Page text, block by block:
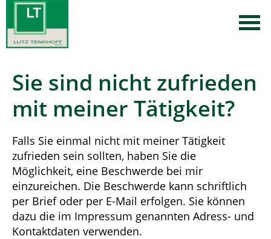
Sie sind nicht zufrieden
mit meiner Tätigkeit?
Falls Sie einmal nicht mit meiner Tätigkeit
zufrieden sein sollten, haben Sie die
Möglichkeit, eine Beschwerde bei mir
einzureichen. Die Beschwerde kann schriftlich
per Brief oder per E-Mail erfolgen. Sie können
dazu die im Impressum genannten Adress- und
Kontaktdaten verwenden.